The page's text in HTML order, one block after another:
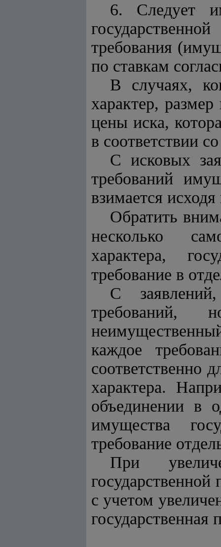
6. Следует
требования
по ставкам
В случаях,
характер,
цены иска,
в соответствии
С исковых
требований
взимается
Обратить
несколько
характера,
требование в
С
требований,
каждое
соответственно
характера.
объединении в
имущества
требование
При
с учетом
государственная